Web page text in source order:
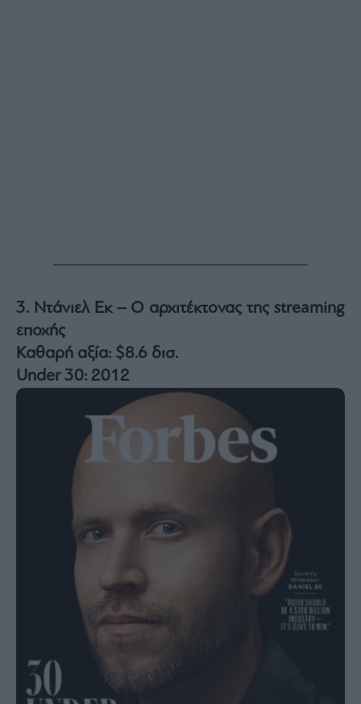
3. Ντάνιελ Εκ – Ο αρχιτέκτονας της streaming
εποχής
Καθαρή αξία: $8.6 δισ.
Under 30: 2012